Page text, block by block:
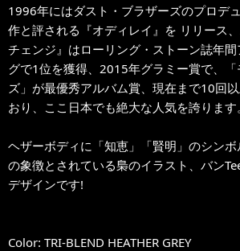
1996年にはダスト・ブラザーズのプロデ
作と評される『オディレイ』を リリース
チェンジ』はローリング・ストーン誌年
グで1位を獲得、2015年グラミー賞で、
ズ」が最優秀アルバム賞、現在まで10回
おり、ここ日本でも絶大な人気を誇ります。
ヘザーボディに「知恵」「賢明」のシン
の象徴とされている梟のイラスト、バン
デザインです!
Color: TRI-BLEND HEATHER GREY